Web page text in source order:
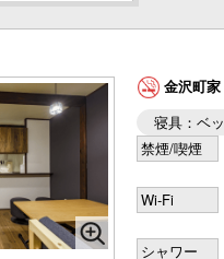
定員 Wi-
レ完備
8名様
2名定員 Wi-
ース・トイレ
2名様
金沢町
寝具：ベ
禁煙/喫煙
Wi-Fi
シャワー